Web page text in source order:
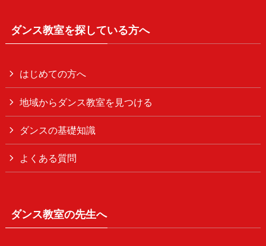
ダンス教室を探している方へ
はじめての方へ
地域からダンス教室を見つける
ダンスの基礎知識
よくある質問
ダンス教室の先生へ